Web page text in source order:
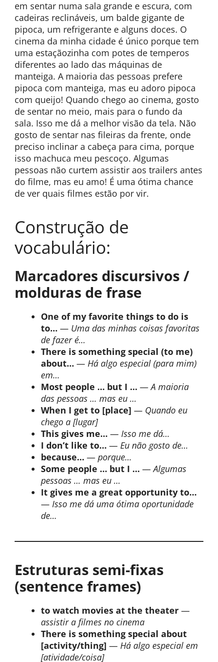
em sentar numa sala grande e escura, com
cadeiras reclináveis, um balde gigante de
pipoca, um refrigerante e alguns doces. O
cinema da minha cidade é único porque tem
uma estaçãozinha com potes de temperos
diferentes ao lado das máquinas de
manteiga. A maioria das pessoas prefere
pipoca com manteiga, mas eu adoro pipoca
com queijo! Quando chego ao cinema, gosto
de sentar no meio, mais para o fundo da
sala. Isso me dá a melhor visão da tela. Não
gosto de sentar nas fileiras da frente, onde
preciso inclinar a cabeça para cima, porque
isso machuca meu pescoço. Algumas
pessoas não curtem assistir aos trailers antes
do filme, mas eu amo! É uma ótima chance
de ver quais filmes estão por vir.
Construção de
vocabulário:
Marcadores discursivos /
molduras de frase
One of my favorite things to do is
to… — Uma das minhas coisas favoritas
de fazer é…
There is something special (to me)
about… — Há algo especial (para mim)
em…
Most people … but I … —A maioria
das pessoas … mas eu …
When I get to [place] — Quando eu
chego a [lugar]
This gives me… — Isso me dá…
I don’t like to… — Eu não gosto de…
because… — porque…
Some people … but I … —Algumas
pessoas … mas eu …
It gives me a great opportunity to…
— Isso me dá uma ótima oportunidade
de…
Estruturas semi-fixas
(sentence frames)
to watch movies at the theater —
assistir a filmes no cinema
There is something special about
[activity/thing] — Há algo especial em
[atividade/coisa]